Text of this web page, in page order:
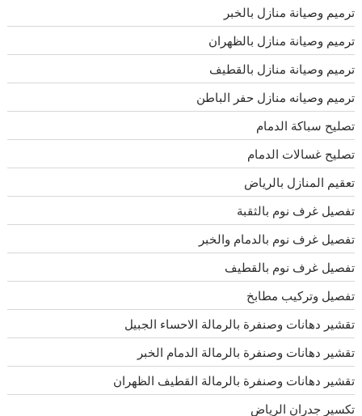
ترميم وصيانة منازل بالخبر
ترميم وصيانة منازل بالظهران
ترميم وصيانة منازل بالقطيف
ترميم وصيانه منازل حفر الباطن
تصليح سباكة الدمام
تصليح غسالات الدمام
تعقيم المنازل بالرياض
تفصيل غرف نوم بالثقبة
تفصيل غرف نوم بالدمام والخبر
تفصيل غرف نوم بالقطيف
تفصيل وتركيب مطابخ
تقشير دهانات وصنفرة بالرمالة الاحساء الجبيل
تقشير دهانات وصنفرة بالرمالة الدمام الخبر
تقشير دهانات وصنفرة بالرمالة القطيف الظهران
تكسير جدران الرياض